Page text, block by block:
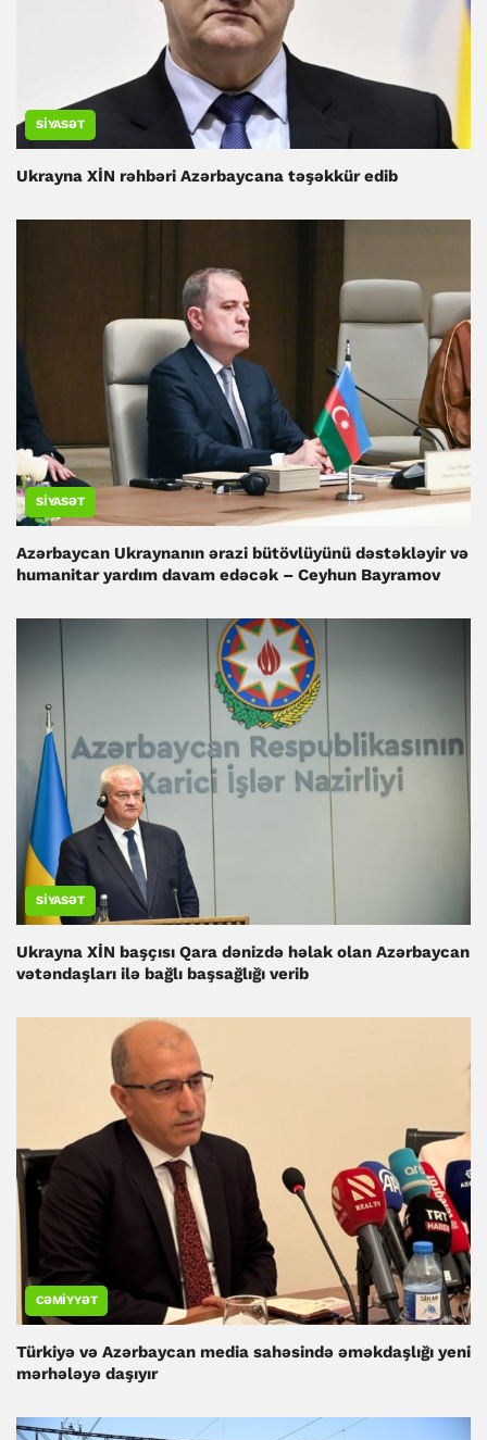
SIYASƏT
Ukrayna XİN rəhbəri Azərbaycana təşəkkür edib
SIYASƏT
Azərbaycan Ukraynanın ərazi bütövlüyünü dəstəkləyir və
humanitar yardım davam edəcək – Ceyhun Bayramov
SIYASƏT
Ukrayna XİN başçısı Qara dənizdə həlak olan Azərbaycan
vətəndaşları ilə bağlı başsağlığı verib
CƏMIYYƏT
Türkiyə və Azərbaycan media sahəsində əməkdaşlığı yeni
mərhələyə daşıyır